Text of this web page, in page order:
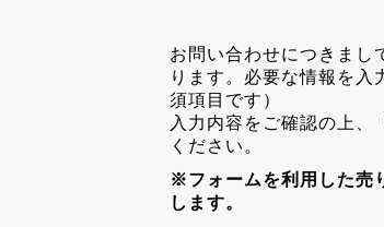
お問い合わせにつきまし
ります。必要な情報を入
須項目です）
入力内容をご確認の上、
ください。
※フォームを利用した売
します。